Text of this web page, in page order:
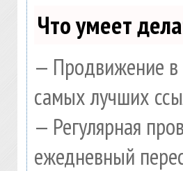
Что умеет
— Продвижение в
самых лучших
— Регулярная
ежедневный